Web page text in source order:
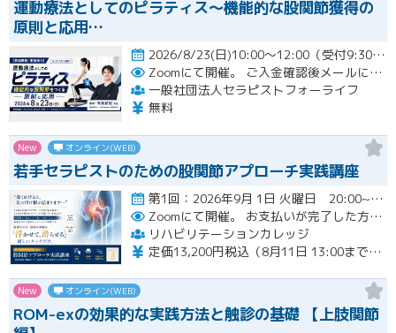
運動療法としてのピラティス〜機能的な股関節獲得の
原則と応用…
2026/8/23(日)10:00～12:00（受付9:30～）開催
Zoomにて開催。
ご入金確認後メールにてURLをお知らせいたします。
一般社団法人セラピストフォーライフ
無料
New オンライン(WEB)
若手セラピストのための股関節アプローチ実践講座
第1回：2026年9月 1日 火曜日 20:00~21:00 第2回：2026年9月15日 火曜日 20:00~2…開催
Zoomにて開催。
お支払いが完了した方のみzoomのリンクと資料が確認できるシステムとなっております。お支払いが確認できない場合は【自動キャンセル】となります。
リハビリテーションカレッジ
定価13,200円税込（8月11日 13:00までのお申し込みにて3,300円オフでご受講いただけます）
New オンライン(WEB)
ROM-exの効果的な実践方法と触診の基礎 【上肢関節